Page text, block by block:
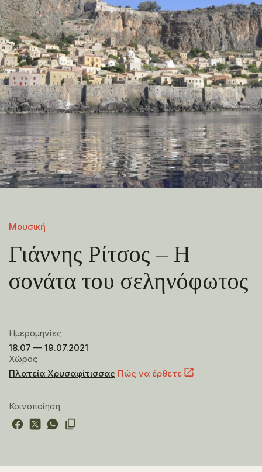
Μουσική
Γιάννης Ρίτσος – H
σονάτα του σεληνόφωτος
Ημερομηνίες
18.07 — 19.07.2021
Χώρος
Πλατεία Χρυσαφίτισσας Πώς να έρθετε
Κοινοποίηση